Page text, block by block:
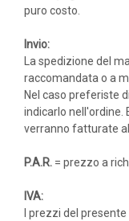
puro costo.
Invio:
La spedizione del
raccomandata o a
Nel caso preferiste
indicarlo nell'ordine.
verranno fatturate al
P.A.R. = prezzo a
IVA:
I prezzi del